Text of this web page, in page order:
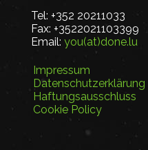
Tel: +352 20211033
Fax: +3522021103399
Email: you(at)done.lu
Impressum
Datenschutzerklärung
Haftungsausschluss
Cookie Policy